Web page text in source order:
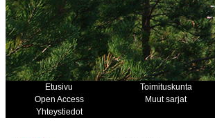
Etusivu
Toimituskunta
Open Access
Muut sarjat
Yhteystiedot